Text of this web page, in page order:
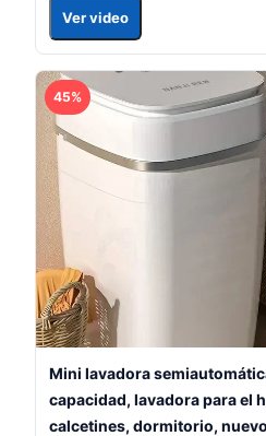
Ver video
45%
Mini lavadora
capacidad, lavadora para el
calcetines, dormitorio,